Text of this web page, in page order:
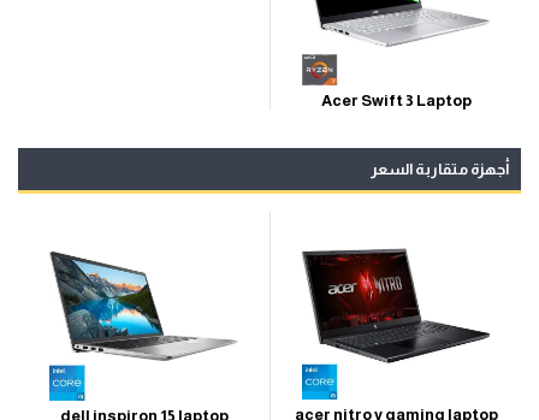
Acer Swift 3 Laptop
أجهزة متقاربة السعر
acer nitro v gaming laptop
dell inspiron 15 laptop